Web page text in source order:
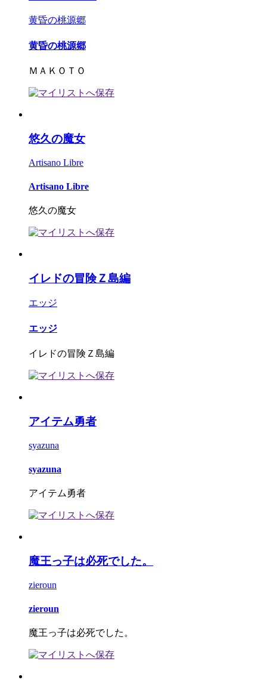
黄昏の桃源郷
黄昏の桃源郷
ＭＡＫＯＴＯ
悠久の魔女
Artisano Libre
Artisano Libre
悠久の魔女
イレドの冒険Ｚ島編
エッジ
エッジ
イレドの冒険Ｚ島編
アイテム勇者
syazuna
syazuna
アイテム勇者
魔王っ子は必死でした。
zieroun
zieroun
魔王っ子は必死でした。